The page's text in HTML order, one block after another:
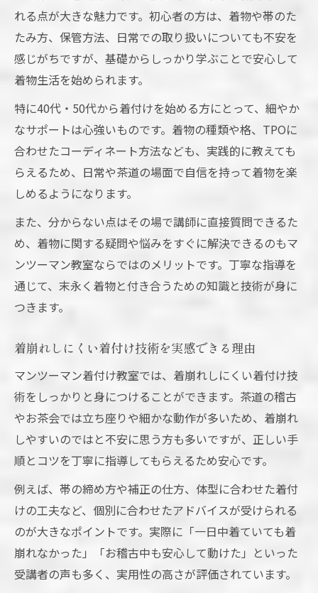
れる点が大きな魅力です。初心者の方は、着物や帯のた
たみ方、保管方法、日常での取り扱いについても不安を
感じがちですが、基礎からしっかり学ぶことで安心して
着物生活を始められます。
特に40代・50代から着付けを始める方にとって、細やか
なサポートは心強いものです。着物の種類や格、TPOに
合わせたコーディネート方法なども、実践的に教えても
らえるため、日常や茶道の場面で自信を持って着物を楽
しめるようになります。
また、分からない点はその場で講師に直接質問できるた
め、着物に関する疑問や悩みをすぐに解決できるのもマ
ンツーマン教室ならではのメリットです。丁寧な指導を
通じて、末永く着物と付き合うための知識と技術が身に
つきます。
着崩れしにくい着付け技術を実感できる理由
マンツーマン着付け教室では、着崩れしにくい着付け技
術をしっかりと身につけることができます。茶道の稽古
やお茶会では立ち座りや細かな動作が多いため、着崩れ
しやすいのではと不安に思う方も多いですが、正しい手
順とコツを丁寧に指導してもらえるため安心です。
例えば、帯の締め方や補正の仕方、体型に合わせた着付
けの工夫など、個別に合わせたアドバイスが受けられる
のが大きなポイントです。実際に「一日中着ていても着
崩れなかった」「お稽古中も安心して動けた」といった
受講者の声も多く、実用性の高さが評価されています。